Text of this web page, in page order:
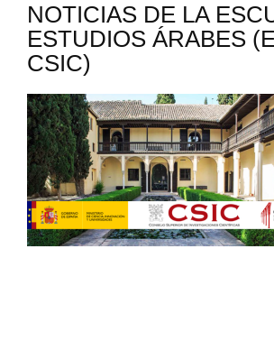
NOTICIAS DE LA
ESTUDIOS ÁRABES
CSIC)